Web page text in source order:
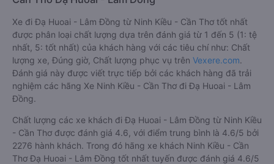
Xe đi Đạ Huoai - Lâm Đồng từ Ninh Kiều - Cần Thơ tốt nhất
được phân loại chất lượng dựa trên đánh giá từ 1 đến 5 (1: tệ
nhất, 5: tốt nhất) của khách hàng với các tiêu chí như: Chất
lượng xe, Đúng giờ, Chất lượng phục vụ trên Vexere.com.
Đánh giá này được viết trực tiếp bởi các khách hàng đã trải
nghiệm các hãng Xe Ninh Kiều - Cần Thơ đi Đạ Huoai - Lâm
Đồng.
Chất lượng các xe khách đi Đạ Huoai - Lâm Đồng từ Ninh Kiều
- Cần Thơ được đánh giá 4.6, với điểm trung bình là 4.6/5 bởi
2276 hành khách. Trong đó hãng xe khách Ninh Kiều - Cần
Thơ Đạ Huoai - Lâm Đồng tốt nhất tuyến được đánh giá 4.6/5